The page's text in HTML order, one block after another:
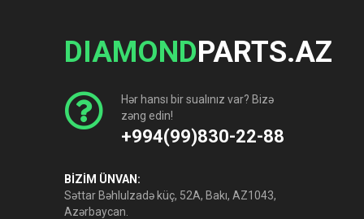
DIAMONDPARTS.AZ
Hər hansı bir sualınız var? Bizə
zəng edin!
+994(99)830-22-88
BİZİM ÜNVAN:
Səttar Bəhlulzadə küç, 52A, Bakı, AZ1043,
Azərbaycan.